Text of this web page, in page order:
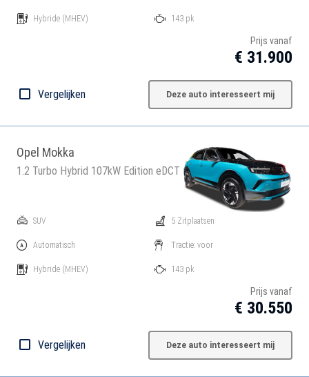
Hybride (MHEV) 143 pk
Prijs vanaf
€ 31.900
Vergelijken Deze auto interesseert mij
Opel Mokka
1.2 Turbo Hybrid 107kW Edition eDCT
SUV
Automatisch
Hybride (MHEV)
5 Zitplaatsen
Tractie: voor
143 pk
Prijs vanaf
€ 30.550
Vergelijken Deze auto interesseert mij